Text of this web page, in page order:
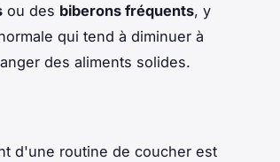
ou des biberons fréquents, y
qui tend à diminuer à
des aliments solides.
d'une routine de coucher est